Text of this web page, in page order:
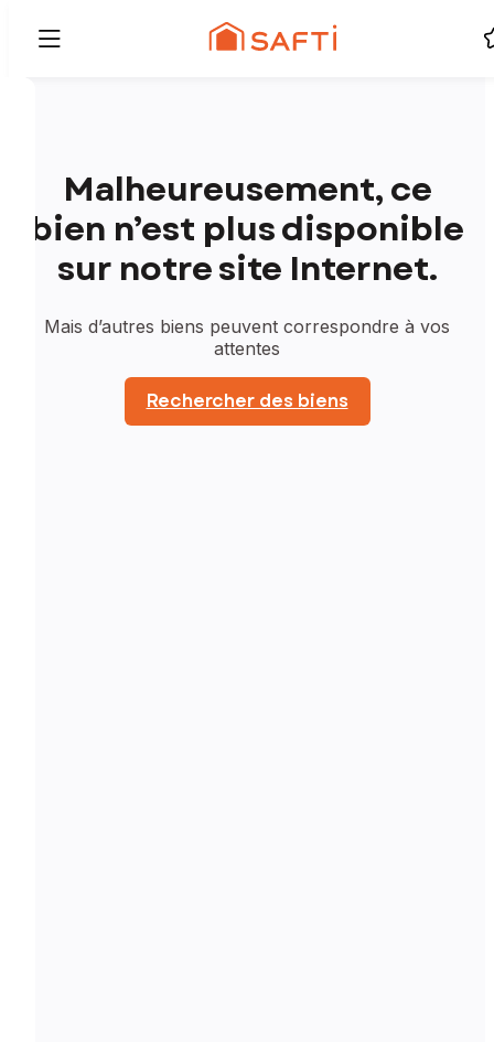
Malheureusement, ce
bien n’est plus disponible
sur notre site Internet.
Mais d’autres biens peuvent correspondre à vos
attentes
Rechercher des biens